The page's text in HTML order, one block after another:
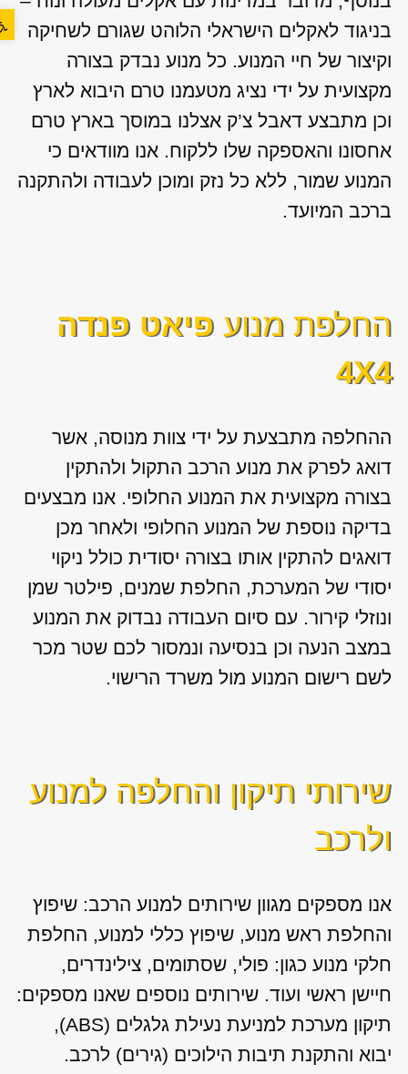
פתח
בניגוד לאקלים הישראלי הלוהט שגורם לשחיקה
וקיצור של חיי המנוע. כל מנוע נבדק בצורה
מקצועית על ידי נציג מטעמנו טרם היבוא לארץ
וכן מתבצע דאבל צ’ק אצלנו במוסך בארץ טרם
אחסונו והאספקה שלו ללקוח. אנו מוודאים כי
המנוע שמור, ללא כל נזק ומוכן לעבודה ולהתקנה
ברכב המיועד.
החלפת מנוע פיאט פנדה
4X4
ההחלפה מתבצעת על ידי צוות מנוסה, אשר
דואג לפרק את מנוע הרכב התקול ולהתקין
בצורה מקצועית את המנוע החלופי. אנו מבצעים
בדיקה נוספת של המנוע החלופי ולאחר מכן
דואגים להתקין אותו בצורה יסודית כולל ניקוי
יסודי של המערכת, החלפת שמנים, פילטר שמן
ונוזלי קירור. עם סיום העבודה נבדוק את המנוע
במצב הנעה וכן בנסיעה ונמסור לכם שטר מכר
לשם רישום המנוע מול משרד הרישוי.
שירותי תיקון והחלפה למנוע
ולרכב
אנו מספקים מגוון שירותים למנוע הרכב: שיפוץ
והחלפת ראש מנוע, שיפוץ כללי למנוע, החלפת
חלקי מנוע כגון: פולי, שסתומים, צילינדרים,
חיישן ראשי ועוד. שירותים נוספים שאנו מספקים:
תיקון מערכת למניעת נעילת גלגלים (ABS),
יבוא והתקנת תיבות הילוכים (גירים) לרכב.